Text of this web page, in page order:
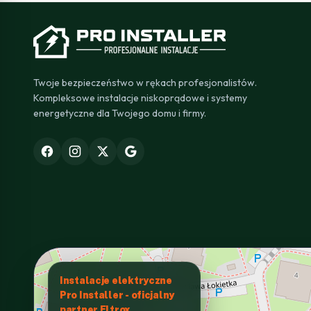
Twoje bezpieczeństwo w rękach profesjonalistów.
Kompleksowe instalacje niskoprądowe i systemy
energetyczne dla Twojego domu i firmy.
Instalacje elektryczne
Pro Installer - oficjalny